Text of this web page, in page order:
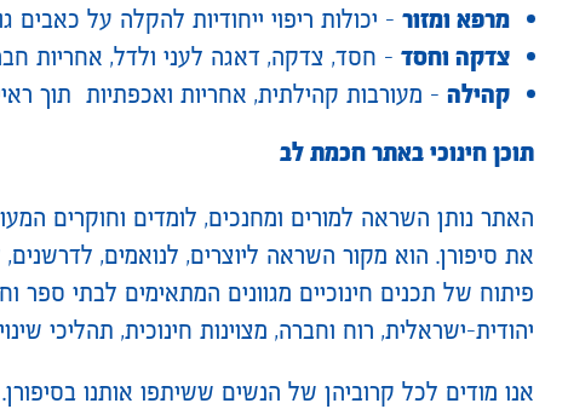
מרפא ומזור – יכולות ריפוי ייחודיות להקלה על כאבים
צדקה וחסד – חסד, צדקה, דאגה לעני ולדל, אחריות
קהילה – מעורבות קהילתית, אחריות ואכפתיות תוך
תוכן חינוכי באתר חכמת לב
האתר נותן השראה למורים ומחנכים, לומדים וחוקרים
את סיפורן. הוא מקור השראה ליוצרים, לנואמים,
פיתוח של תכנים חינוכיים מגוונים המתאימים לבתי ספר
יהודית-ישראלית, רוח וחברה, מצוינות חינוכית, תהליכי
אנו מודים לכל קרוביהן של הנשים ששיתפו אותנו בסיפורן.